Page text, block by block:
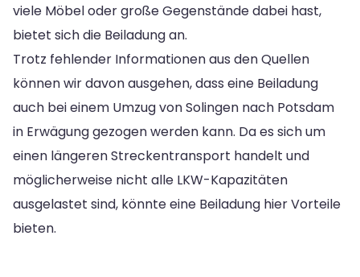
viele Möbel oder große Gegenstände dabei hast,
bietet sich die Beiladung an.
Trotz fehlender Informationen aus den Quellen
können wir davon ausgehen, dass eine Beiladung
auch bei einem Umzug von Solingen nach Potsdam
in Erwägung gezogen werden kann. Da es sich um
einen längeren Streckentransport handelt und
möglicherweise nicht alle LKW-Kapazitäten
ausgelastet sind, könnte eine Beiladung hier Vorteile
bieten.